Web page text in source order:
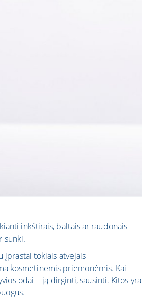
inkštirais, baltais ar raudonais
sunki.
įprastai tokiais atvejais
kosmetinėmis priemonėmis. Kai
odai – ją dirginti, sausinti. Kitos yra